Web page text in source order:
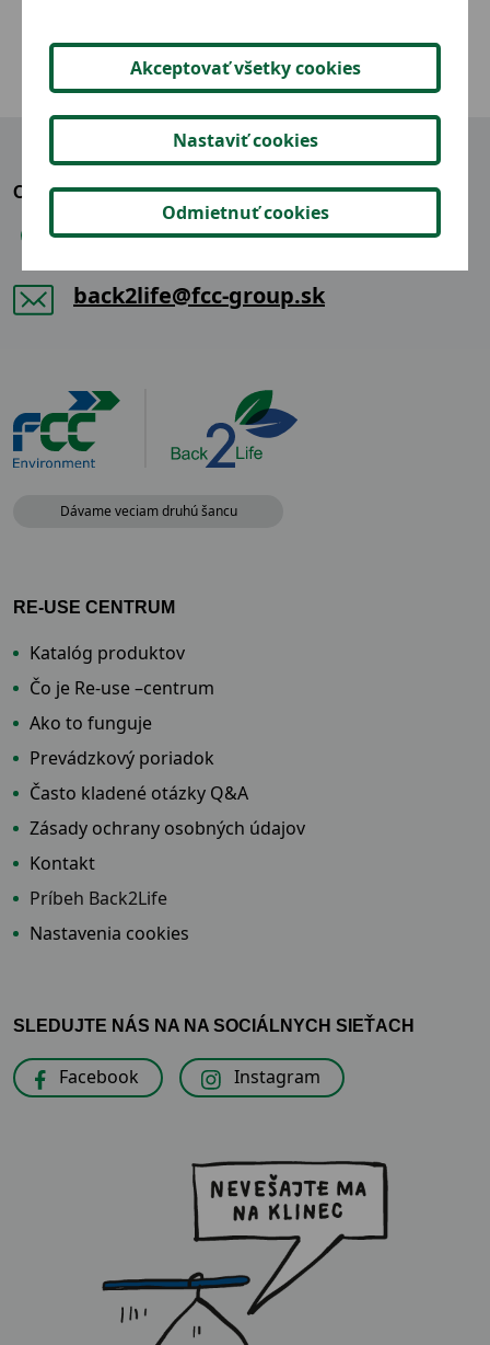
OZVITE SA NÁM
+421 904 865 914
back2life@fcc-group.sk
Dávame veciam druhú šancu
RE-USE CENTRUM
Katalóg produktov
Čo je Re-use –centrum
Ako to funguje
Prevádzkový poriadok
Často kladené otázky Q&A
Zásady ochrany osobných údajov
Kontakt
Príbeh Back2Life
Nastavenia cookies
SLEDUJTE NÁS NA NA SOCIÁLNYCH SIEŤACH
Facebook Instagram
Akceptovať všetky cookies
Nastaviť cookies
Odmietnuť cookies